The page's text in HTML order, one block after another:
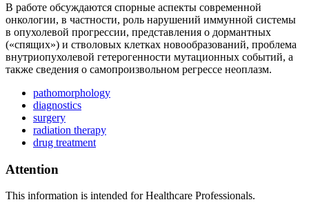
В работе обсуждаются спорные аспекты современной
онкологии, в частности, роль нарушений иммунной системы
в опухолевой прогрессии, представления о дормантных
(«спящих») и стволовых клетках новообразований, проблема
внутриопухолевой гетерогенности мутационных событий, а
также сведения о самопроизвольном регрессе неоплазм.
pathomorphology
diagnostics
surgery
radiation therapy
drug treatment
Attention
This information is intended for Healthcare Professionals.